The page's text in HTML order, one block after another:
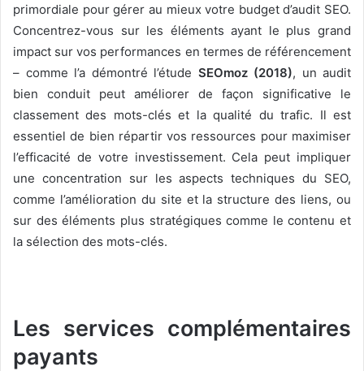
primordiale pour gérer au mieux votre budget d’audit SEO.
Concentrez-vous sur les éléments ayant le plus grand
impact sur vos performances en termes de référencement
– comme l’a démontré l’étude SEOmoz (2018), un audit
bien conduit peut améliorer de façon significative le
classement des mots-clés et la qualité du trafic. Il est
essentiel de bien répartir vos ressources pour maximiser
l’efficacité de votre investissement. Cela peut impliquer
une concentration sur les aspects techniques du SEO,
comme l’amélioration du site et la structure des liens, ou
sur des éléments plus stratégiques comme le contenu et
la sélection des mots-clés.
Les services complémentaires
payants